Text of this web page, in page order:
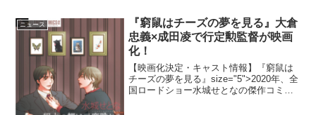
ニュース
『窮鼠はチーズの夢を見る』大倉
忠義×成田凌で行定勲監督が映画
化！
【映画化決定・キャスト情報】『窮鼠は
チーズの夢を見る』size="5">2020年、全
国ロードショー水城せとなの傑作コミッ